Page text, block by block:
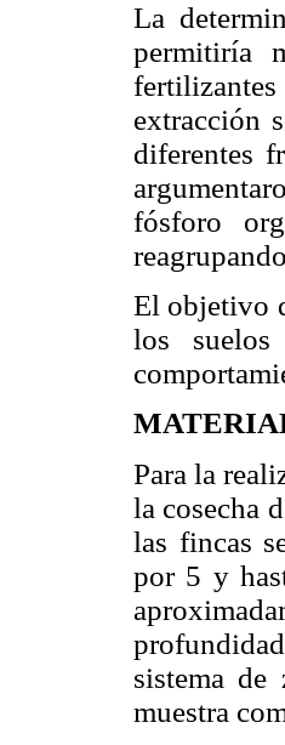
La
permitiría
extracción
diferentes
fósforo
El objetivo
los
Para la
la cosecha
las fincas
por 5 y
sistema de
muestra